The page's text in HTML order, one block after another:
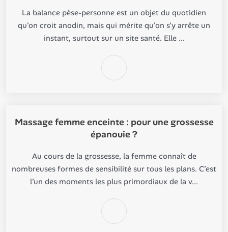
La balance pèse-personne est un objet du quotidien
qu'on croit anodin, mais qui mérite qu'on s'y arrête un
instant, surtout sur un site santé. Elle ...
Massage femme enceinte : pour une grossesse
épanouie ?
Au cours de la grossesse, la femme connaît de
nombreuses formes de sensibilité sur tous les plans. C’est
l’un des moments les plus primordiaux de la v...